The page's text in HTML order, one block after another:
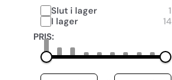
Slut i lager
1
I lager
14
PRIS: